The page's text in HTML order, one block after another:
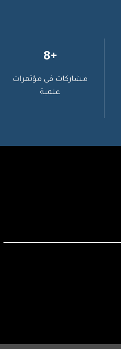
+8
مشاركات في مؤتمرات
علمية